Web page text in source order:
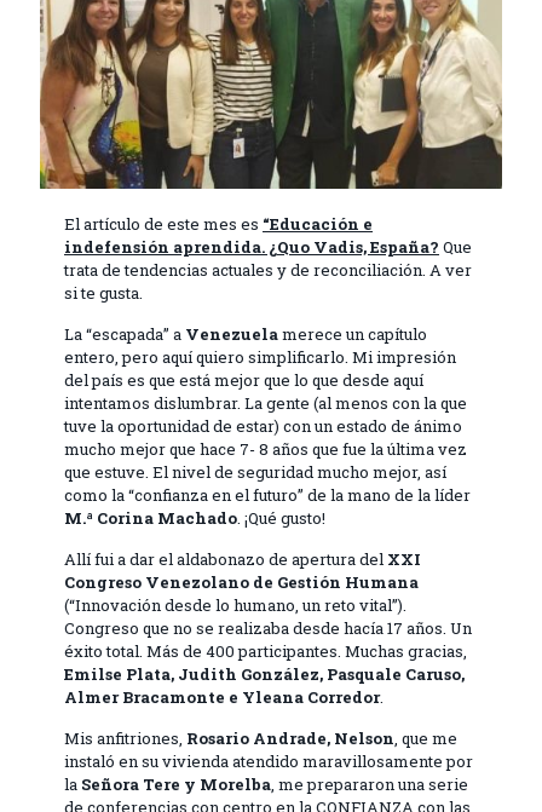
El artículo de este mes es “Educación e
indefensión aprendida. ¿Quo Vadis, España? Que
trata de tendencias actuales y de reconciliación. A ver
si te gusta.
La “escapada” a Venezuelamerece un capítulo
entero, pero aquí quiero simplificarlo. Mi impresión
del país es que está mejor que lo que desde aquí
intentamos dislumbrar. La gente (al menos con la que
tuve la oportunidad de estar) con un estado de ánimo
mucho mejor que hace 7- 8 años que fue la última vez
que estuve. El nivel de seguridad mucho mejor, así
como la “confianza en el futuro” de la mano de la líder
M.ª Corina Machado. ¡Qué gusto!
Allí fui a dar el aldabonazo de apertura del XXI
Congreso Venezolano de Gestión Humana
(“Innovación desde lo humano, un reto vital”).
Congreso que no se realizaba desde hacía 17 años. Un
éxito total. Más de 400 participantes. Muchas gracias,
Emilse Plata, Judith González, Pasquale Caruso,
Almer Bracamonte e Yleana Corredor.
Mis anfitriones, Rosario Andrade, Nelson, que me
instaló en su vivienda atendido maravillosamente por
la Señora Tere y Morelba, me prepararon una serie
de conferencias con centro en la CONFIANZA con las